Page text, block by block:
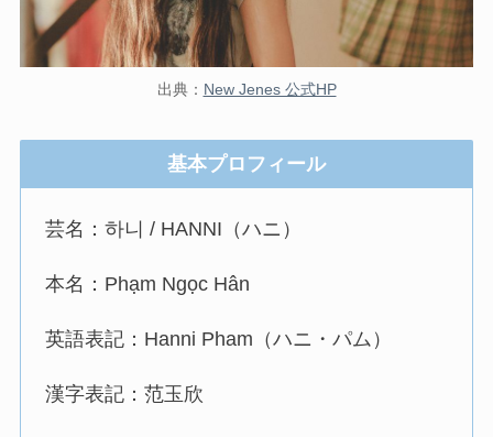
出典： New Jenes 公式HP
基本プロフィール
芸名：하니 / HANNI（ハニ）
本名：Phạm Ngọc Hân
英語表記：Hanni Pham（ハニ・パム）
漢字表記：范玉欣